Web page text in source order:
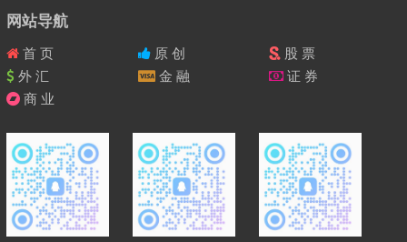
网站导航
首 页 原 创
股 票
外 汇
金 融
证 券
商 业